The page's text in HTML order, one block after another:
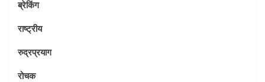
ब्रेकिंग
राष्ट्रीय
रुद्रप्रयाग
रोचक